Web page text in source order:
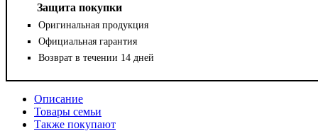
Защита покупки
Оригинальная продукция
Официальная гарантия
Возврат в течении 14 дней
Описание
Товары семьи
Также покупают